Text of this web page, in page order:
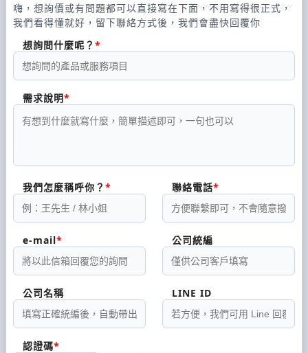
嗨，想詢價或有問題都可以直接寫在下面，不用寫得很正式，
我們看得懂就好，留下聯絡方式後，我們會盡快回覆你
想詢問什麼呢？
需求說明
我們怎麼稱呼你？ 聯絡電話
e-mail 公司統編
公司名稱 LINE ID
認證碼